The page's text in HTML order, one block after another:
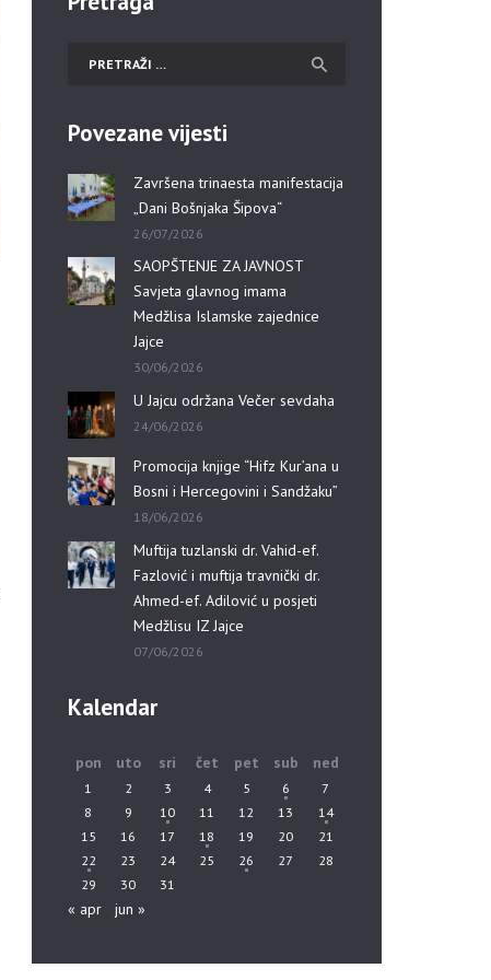
Povezane vijesti
Završena trinaesta manifestacija
„Dani Bošnjaka Šipova“
26/07/2026
SAOPŠTENJE ZA JAVNOST
Savjeta glavnog imama
Medžlisa Islamske zajednice
Jajce
30/06/2026
U Jajcu održana Večer sevdaha
24/06/2026
Promocija knjige “Hifz Kur’ana u
Bosni i Hercegovini i Sandžaku”
18/06/2026
Muftija tuzlanski dr. Vahid-ef.
Fazlović i muftija travnički dr.
Ahmed-ef. Adilović u posjeti
Medžlisu IZ Jajce
07/06/2026
Kalendar
pon uto sri čet pet sub ned
1 2 3 4 5 6
7
8
9 10 11 12 13
14
15
16 17 18 19 20
21
22
23 24 25 26 27
28
29
30 31
« apr jun »